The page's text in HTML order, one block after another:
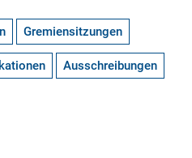
Gremiensitzungen
Ausschreibungen